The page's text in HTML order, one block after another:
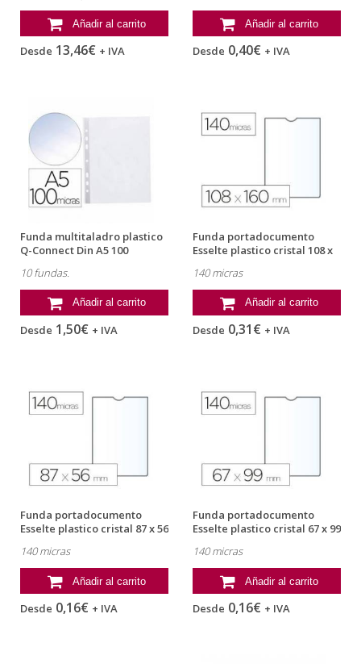
Añadir al carrito
Desde 13,46€ + IVA
Añadir al carrito
Desde 0,40€ + IVA
Funda multitaladro plastico
Q-Connect Din A5 100
10 fundas.
Añadir al carrito
Desde 1,50€ + IVA
Funda portadocumento
Esselte plastico cristal 108 x
140 micras
Añadir al carrito
Desde 0,31€ + IVA
Funda portadocumento
Esselte plastico cristal 87 x 56
140 micras
Añadir al carrito
Desde 0,16€ + IVA
Funda portadocumento
Esselte plastico cristal 67 x 99
140 micras
Añadir al carrito
Desde 0,16€ + IVA